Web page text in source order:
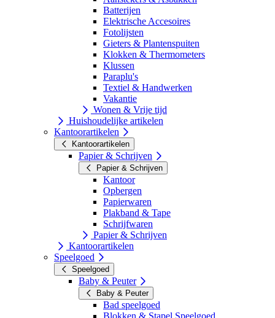
Batterijen
Elektrische Accesoires
Fotolijsten
Gieters & Plantenspuiten
Klokken & Thermometers
Klussen
Paraplu's
Textiel & Handwerken
Vakantie
Wonen & Vrije tijd
Huishoudelijke artikelen
Kantoorartikelen
Kantoorartikelen
Papier & Schrijven
Papier & Schrijven
Kantoor
Opbergen
Papierwaren
Plakband & Tape
Schrijfwaren
Papier & Schrijven
Kantoorartikelen
Speelgoed
Speelgoed
Baby & Peuter
Baby & Peuter
Bad speelgoed
Blokken & Stapel Speelgoed